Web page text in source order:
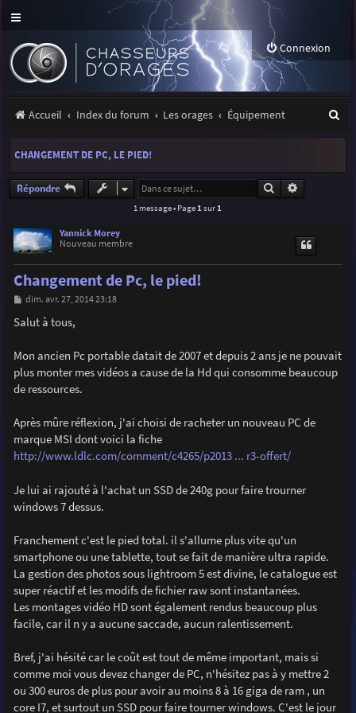
Connexion
Accueil Index du forum Les orages Équipement
e
CHANGEMENT DE PC, LE PIED!
Répondre Rechercher
1 message • Page 1 sur 1
Yannick Morey
Nouveau membre
Changement de Pc, le pied!
M
s
s
e
dim. avr. 27, 2014 23:18
Salut à tous,
Mon ancien Pc portable datait de 2007 et depuis 2 ans je ne pouvait
plus monter mes vidéos a cause de la Hd qui consomme beaucoup
de ressources.
Après mûre réflexion, j'ai choisi de racheter un nouveau PC de
marque MSI dont voici la fiche
http://www.ldlc.com/comment/c4265/p2013 ... r3-offert/
Je lui ai rajouté à l'achat un SSD de 240g pour faire trourner
windows 7 dessus.
Franchement c'est le pied total. il s'allume plus vite qu'un
smartphone ou une tablette, tout se fait de manière ultra rapide.
La gestion des photos sous lightroom 5 est divine, le catalogue est
super réactif et les modifs de fichier raw sont instantanées.
Les montages vidéo HD sont également rendus beaucoup plus
facile, car il n y a aucune saccade, aucun ralentissement.
Bref, j'ai hésité car le coût est tout de même important, mais si
comme moi vous devez changer de PC, n'hésitez pas à y mettre 2
ou 300 euros de plus pour avoir au moins 8 à 16 giga de ram , un
core I7, et surtout un SSD pour faire tourner windows. C'est le jour